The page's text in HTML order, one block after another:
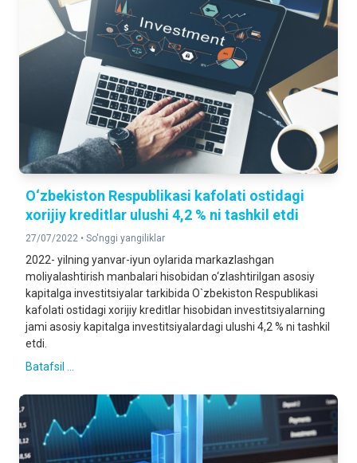
O‘zbekiston Respublikasi kafolati ostidagi
xorijiy kreditlar ulushi 4,2 % ni tashkil etdi
27/07/2022 • So'nggi yangiliklar
2022- yilning yanvar-iyun oylarida markazlashgan
moliyalashtirish manbalari hisobidan o‘zlashtirilgan asosiy
kapitalga investitsiyalar tarkibida O`zbekiston Respublikasi
kafolati ostidagi xorijiy kreditlar hisobidan investitsiyalarning
jami asosiy kapitalga investitsiyalardagi ulushi 4,2 % ni tashkil
etdi.
Batafsil ...